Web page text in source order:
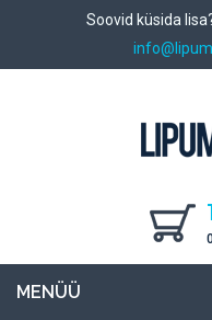
Soovid küsida
MENÜÜ